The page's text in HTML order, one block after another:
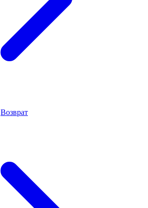
Возврат